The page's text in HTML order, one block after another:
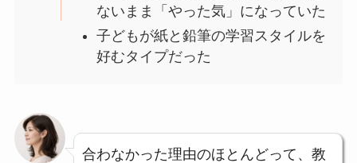
ないまま「やった気」になっていた
子どもが紙と鉛筆の学習スタイルを
好むタイプだった
合わなかった理由のほとんどって、教